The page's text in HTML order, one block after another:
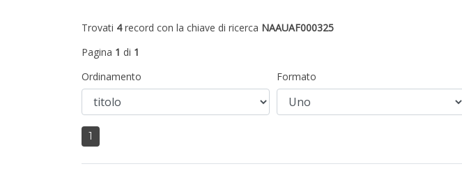
Trovati 4record con la chiave di ricerca NAAUAF000325
Pagina 1 di 1
Ordinamento
Formato
1